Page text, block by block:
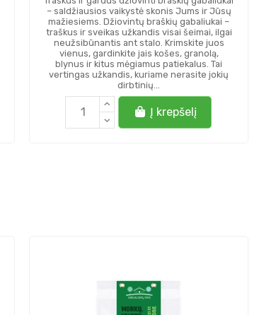
– saldžiausios vaikystė skonis Jums ir Jūsų
mažiesiems. Džiovintų braškių gabaliukai –
traškus ir sveikas užkandis visai šeimai, ilgai
neužsibūnantis ant stalo. Krimskite juos
vienus, gardinkite jais košes, granolą,
blynus ir kitus mėgiamus patiekalus. Tai
vertingas užkandis, kuriame nerasite jokių
dirbtinių...
Į krepšelį